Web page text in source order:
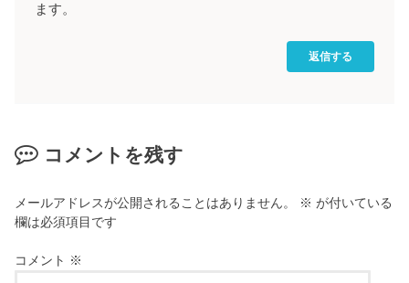
ます。
返信する
コメントを残す
メールアドレスが公開されることはありません。 ※ が付いている
欄は必須項目です
コメント ※